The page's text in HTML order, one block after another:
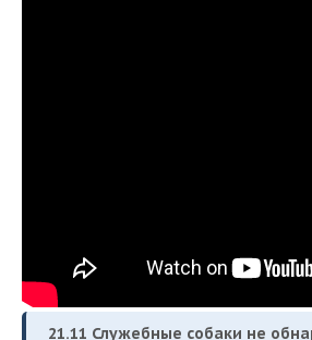
21.11 Служебные собаки не